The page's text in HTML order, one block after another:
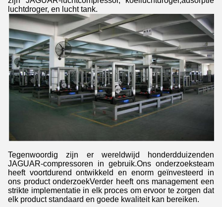
luchtdroger, en lucht tank.
Tegenwoordig zijn er wereldwijd honderdduizenden
JAGUAR-compressoren in gebruik.Ons onderzoeksteam
heeft voortdurend ontwikkeld en enorm geïnvesteerd in
ons product onderzoekVerder heeft ons management een
strikte implementatie in elk proces om ervoor te zorgen dat
elk product standaard en goede kwaliteit kan bereiken.